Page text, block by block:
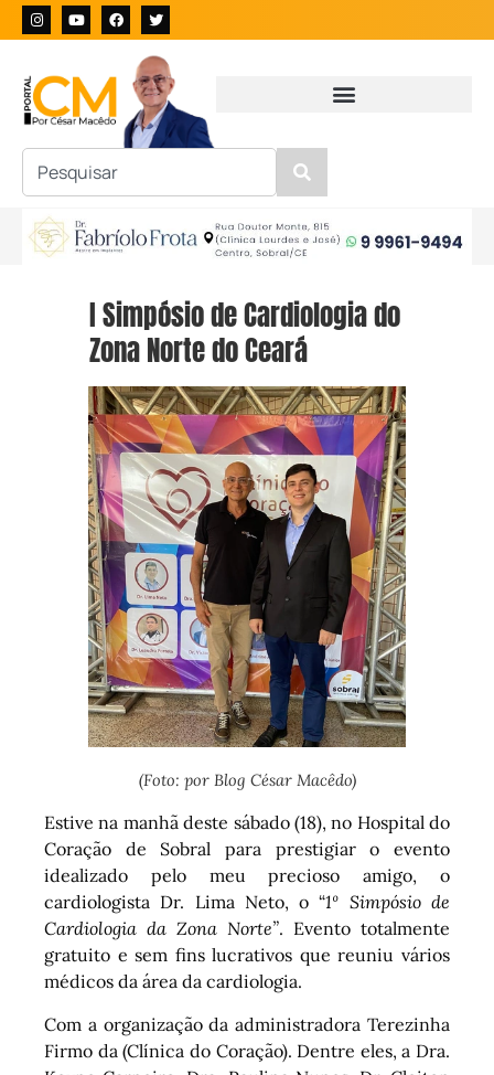
I Simpósio de Cardiologia do
Zona Norte do Ceará
(Foto: por Blog César Macêdo)
Estive na manhã deste sábado (18), no Hospital do
Coração de Sobral para prestigiar o evento
idealizado pelo meu precioso amigo, o
cardiologista Dr. Lima Neto, o “1º Simpósio de
Cardiologia da Zona Norte”. Evento totalmente
gratuito e sem fins lucrativos que reuniu vários
médicos da área da cardiologia.
Com a organização da administradora Terezinha
Firmo da (Clínica do Coração). Dentre eles, a Dra.